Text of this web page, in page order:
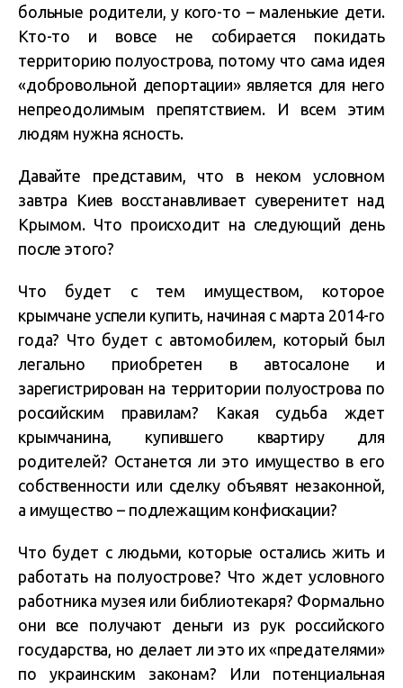
больные родители, у кого-то – маленькие дети.
Кто-то и вовсе не собирается покидать
территорию полуострова, потому что сама идея
«добровольной депортации» является для него
непреодолимым препятствием. И всем этим
людям нужна ясность.
Давайте представим, что в неком условном
завтра Киев восстанавливает суверенитет над
Крымом. Что происходит на следующий день
после этого?
Что будет с тем имуществом, которое
крымчане успели купить, начиная с марта 2014-го
года? Что будет с автомобилем, который был
легально приобретен в автосалоне и
зарегистрирован на территории полуострова по
российским правилам? Какая судьба ждет
крымчанина, купившего квартиру для
родителей? Останется ли это имущество в его
собственности или сделку объявят незаконной,
а имущество – подлежащим конфискации?
Что будет с людьми, которые остались жить и
работать на полуострове? Что ждет условного
работника музея или библиотекаря? Формально
они все получают деньги из рук российского
государства, но делает ли это их «предателями»
по украинским законам? Или потенциальная